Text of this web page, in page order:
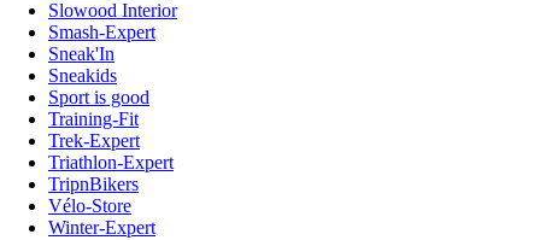
Slowood Interior
Smash-Expert
Sneak'In
Sneakids
Sport is good
Training-Fit
Trek-Expert
Triathlon-Expert
TripnBikers
Vélo-Store
Winter-Expert